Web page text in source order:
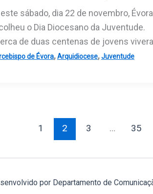
sábado, dia 22 de novembro, Évora
o Dia Diocesano da Juventude.
de duas centenas de jovens
de Évora,Arquidiocese,Juventude
1 2 3 … 35
por Departamento de